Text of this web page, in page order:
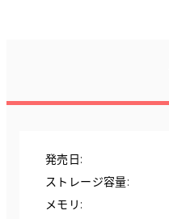
マイページ
発売日:
ストレージ容量:
メモリ :